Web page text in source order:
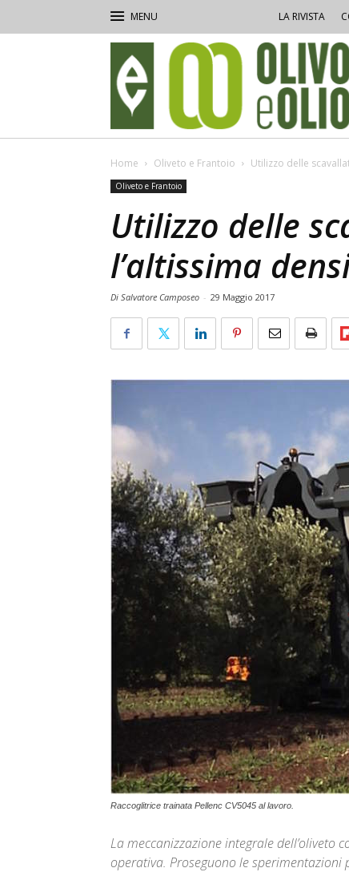
LA RIVISTA
e
Olio
Home Oliveto e Frantoio Utilizzo delle
Oliveto e Frantoio
Utilizzo delle
l’altissima
Di Salvatore Camposeo - 29 Maggio 2017
Raccoglitrice trainata Pellenc CV5045 al lavoro.
La meccanizzazione integrale dell’oliveto
operativa. Proseguono le